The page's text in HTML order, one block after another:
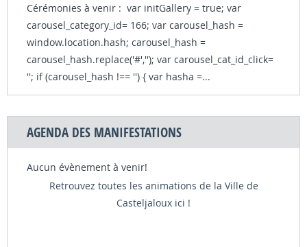
Cérémonies à venir : var initGallery = true; var
carousel_category_id= 166; var carousel_hash =
window.location.hash; carousel_hash =
carousel_hash.replace('#',''); var carousel_cat_id_click=
''; if (carousel_hash !== '') { var hasha =...
AGENDA DES MANIFESTATIONS
Aucun évènement à venir!
Retrouvez toutes les animations de la Ville de
Casteljaloux ici !